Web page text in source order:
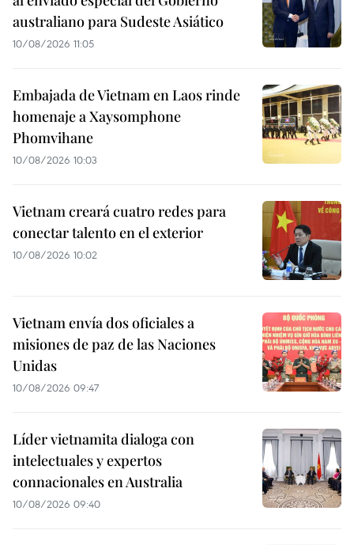
australiano para Sudeste Asiático
10/08/2026 11:05
Embajada de Vietnam en Laos rinde
homenaje a Xaysomphone
Phomvihane
10/08/2026 10:03
Vietnam creará cuatro redes para
conectar talento en el exterior
10/08/2026 10:02
Vietnam envía dos oficiales a
misiones de paz de las Naciones
Unidas
10/08/2026 09:47
Líder vietnamita dialoga con
intelectuales y expertos
connacionales en Australia
10/08/2026 09:40